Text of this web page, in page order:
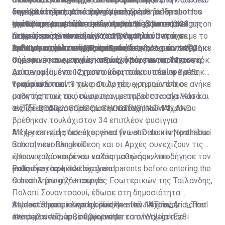
δημοσιότητας. Από την ένοπλη
επίθεση τραυματίστηκαν περισσότερα από 20
άτομα, εκ των οποίων τα 10 νοσηλεύονται σε
κρίσιμη κατάσταση. Ο αριθμός των νεκρών ανέβηκε
σήμερα στους εννέα, καθώς, όπως ανακοίνωσε η
Αστυνομία, ένα 12χρονο κοριτσάκι υπέκυψε στα
τραύματά του.
τον εαυτό. Τραυματισμένος μεταφέρθηκε στο
νοσοκομείο, ωστόσο υπέκυψε καθ' οδόν.
συνέχεια περπατάει οπλισμένος στον διάδρομο του
σχολείου και σπέρνει τον όλεθρο ρίχνοντας σε
ανθρώπους. Στο τέλος καταγράφεται να τρέχει με το
όπλο στο χέρι και εξαφανίζεται.
over 30 at a school in Bang Kruai, Thailand. He shot his
grandparents at home beforehand, then turned the gun on
himself.pic.twitter.com/9YYd49CwXn
— Polymarket Intel (@PolymarketIntel)August 7, 2026
Η επίθεση σημειώθηκε λίγο μετά τις 10 το πρωί της
Παρασκευής, τοπική ώρα, στο σχολείο Debsirin
Nonthaburi, το οποίο βρίσκεται σε μεγάλη αστική,
οικιστική και εμπορική περιοχή βόρεια της Μπανγκόκ.
Σκότωσε πρώτα τους παππούδες του στο σπίτι
Οι έρευνες των αρχών αποκάλυψαν πως ο 14χρονος
ζούσε μαζί με τους παππούδες του, οι οποίοι βρέθηκαν
νεκροί στο σπίτι τους. Οι Αρχές εκτιμούν ότι ο
μαθητής τους σκότωσε πριν μεταβεί στο σχολείο και
ανοίξει πυρ εναντίον των εκπαιδευτικών.
Το πιστόλι των 9 χιλιοστών που χρησιμοποίησε ανήκε
στον παππού του, σύμφωνα με την αστυνομία. Κατά
τις ίδιες πληροφορίες, στην κατοχή του 14χρονου
βρέθηκαν τουλάχιστον 34 επιπλέον φυσίγγια.
🚨🇹🇭 DEADLY SCHOOL SHOOTING IN THAILAND
A 14-year-old student opened fire at Debsirin Nonthaburi
School near Bangkok
Police say he killed his grandparents before entering the
school & firing 26+ rounds
At least 8 people were killed#กราดยิง #This_And_That
#ข่าวด่วน #ThepSirin pic.twitter.com/WdUgckEz8i
Μέχρι στιγμής δεν έχει γίνει γνωστό το κίνητρο πίσω
από την ένοπλη επίθεση και οι Αρχές συνεχίζουν τις
έρευνες προκειμένου να διαπιστώσουν τι οδήγησε τον
μαθητή στο μακελειό.
«Ήταν καλό παιδί και καλός μαθητής», λέει
εκπαιδευτικός του σχολείο
Ο αναπληρωτής υπουργός Εσωτερικών της Ταϊλάνδης,
Πολαπί Σουαντσαουί, έδωσε στη δημοσιότητα
περισσότερες πληροφορίες για τον 14χρονο,
αναφέροντας ότι, σύμφωνα με τα στοιχεία που
Student shooter dies by suicide after Nonthaburi school
attack; 2 dead, up to 20 injured